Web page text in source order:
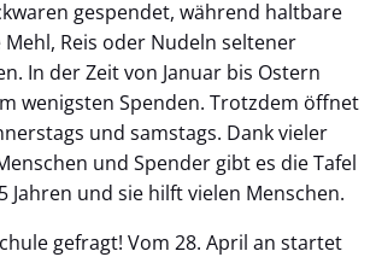
gespendet, während haltbare
Reis oder Nudeln seltener
In der Zeit von Januar bis Ostern
wenigsten Spenden. Trotzdem öffnet
und samstags. Dank vieler
und Spender gibt es die Tafel
Jahren und sie hilft vielen Menschen.
gefragt! Vom 28. April an startet